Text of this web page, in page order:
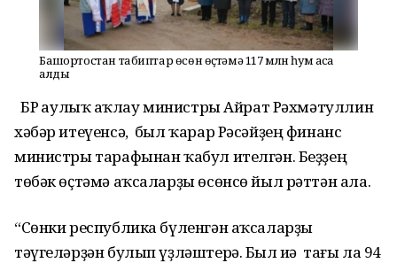
Башҡортостан табиптар өсөн өҫтәмә 117 млн һум аҡса
алды
БР һаулыҡ һаҡлау министры Айрат Рәхмәтуллин
хәбәр итеүенсә, был ҡарар Рәсәйҙең финанс
министры тарафынан ҡабул ителгән. Беҙҙең
төбәк өҫтәмә аҡсаларҙы өсөнсө йыл рәттән ала.
“Сөнки республика бүленгән аҡсаларҙы
тәүгеләрҙән булып үҙләштерә. Был иһә тағы ла 94